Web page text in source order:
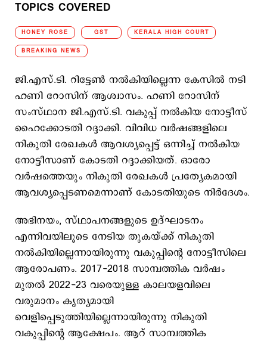
TOPICS COVERED
HONEY ROSE GST KERALA HIGH COURT
BREAKING NEWS
ജി.എസ്.ടി. റിട്ടേൺ നൽകിയില്ലെന്ന കേസിൽ നടി
ഹണി റോസിന് ആശ്വാസം. ഹണി റോസിന്
സംസ്ഥാന ജി.എസ്.ടി. വകുപ്പ് നൽകിയ നോട്ടീസ്
ഹൈക്കോടതി റദ്ദാക്കി. വിവിധ വർഷങ്ങളിലെ
നികുതി രേഖകൾ ആവശ്യപ്പെട്ട് ഒന്നിച്ച് നൽകിയ
നോട്ടീസാണ് കോടതി റദ്ദാക്കിയത്. ഓരോ
വർഷത്തെയും നികുതി രേഖകൾ പ്രത്യേകമായി
ആവശ്യപ്പെടണമെന്നാണ് കോടതിയുടെ നിർദേശം.
അഭിനയം, സ്ഥാപനങ്ങളുടെ ഉദ്ഘാടനം
എന്നിവയിലൂടെ നേടിയ തുകയ്ക്ക് നികുതി
നൽകിയില്ലെന്നായിരുന്നു വകുപ്പിന്റെ നോട്ടീസിലെ
ആരോപണം. 2017-2018 സാമ്പത്തിക വർഷം
മുതൽ 2022-23 വരെയുള്ള കാലയളവിലെ
വരുമാനം കൃത്യമായി
വെളിപ്പെടുത്തിയില്ലെന്നായിരുന്നു നികുതി
വകുപ്പിന്റെ ആക്ഷേപം. ആറ് സാമ്പത്തിക